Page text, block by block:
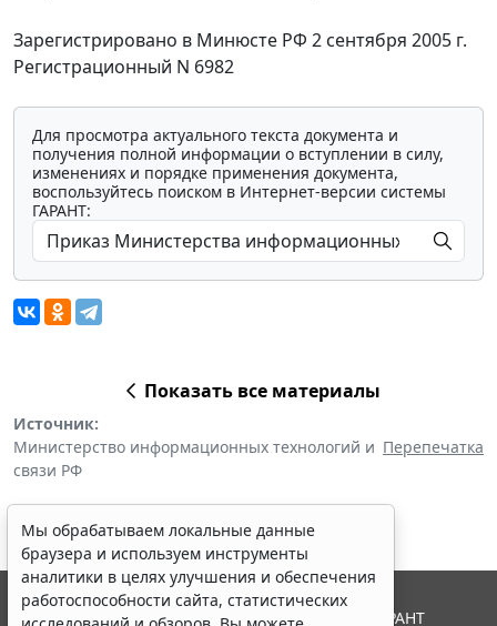
Зарегистрировано в Минюсте РФ 2 сентября 2005 г.
Регистрационный N 6982
Для просмотра актуального текста документа и
получения полной информации о вступлении в силу,
изменениях и порядке применения документа,
воспользуйтесь поиском в Интернет-версии системы
ГАРАНТ:
Показать все материалы
Источник:
Министерство информационных технологий и
связи РФ
Перепечатка
Мы обрабатываем локальные данные
браузера и используем инструменты
аналитики в целях улучшения и обеспечения
работоспособности сайта, статистических
© ООО "НПП "ГАРАНТ-СЕРВИС", 2026. Система ГАРАНТ